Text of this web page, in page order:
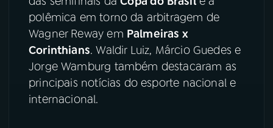
ACOMPANHE A RÁDIO NACIONAL
YouTube Facebook
Instagram
TikTok
polêmica em torno da arbitragem de
Wagner Reway em Palmeiras x
Corinthians. Waldir Luiz, Márcio Guedes e
Jorge Wamburg também destacaram as
principais notícias do esporte nacional e
internacional.